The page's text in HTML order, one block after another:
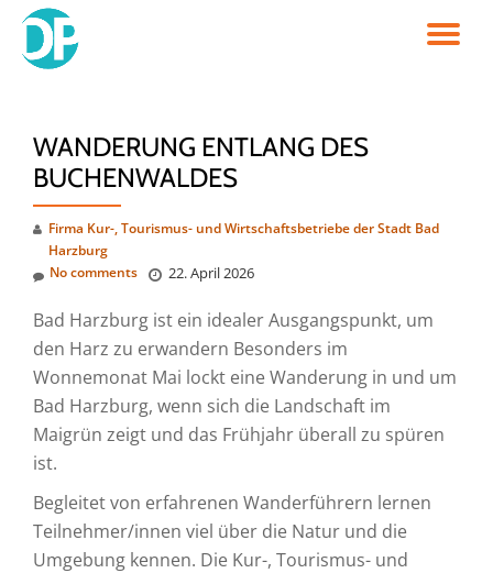
Skip
WANDERUNG ENTLANG DES
BUCHENWALDES
Firma Kur-, Tourismus- und Wirtschaftsbetriebe der Stadt Bad
Harzburg
22. April 2026
No comments
Bad Harzburg ist ein idealer Ausgangspunkt, um
den Harz zu erwandern Besonders im
Wonnemonat Mai lockt eine Wanderung in und um
Bad Harzburg, wenn sich die Landschaft im
Maigrün zeigt und das Frühjahr überall zu spüren
ist.
Begleitet von erfahrenen Wanderführern lernen
Teilnehmer/innen viel über die Natur und die
Umgebung kennen. Die Kur-, Tourismus- und